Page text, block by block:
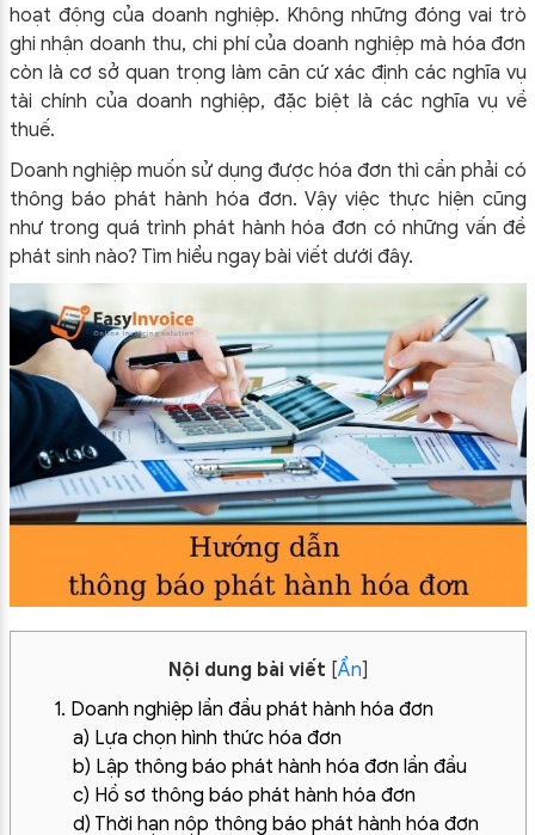
hoạt động của doanh nghiệp. Không những đóng vai trò
ghi nhận doanh thu, chi phí của doanh nghiệp mà hóa đơn
còn là cơ sở quan trọng làm căn cứ xác định các nghĩa vụ
tài chính của doanh nghiệp, đặc biệt là các nghĩa vụ về
thuế.
Doanh nghiệp muốn sử dụng được hóa đơn thì cần phải có
thông báo phát hành hóa đơn. Vậy việc thực hiện cũng
như trong quá trình phát hành hóa đơn có những vấn đề
phát sinh nào? Tìm hiểu ngay bài viết dưới đây.
Nội dung bài viết [Ẩn]
1. Doanh nghiệp lần đầu phát hành hóa đơn
a) Lựa chọn hình thức hóa đơn
b) Lập thông báo phát hành hóa đơn lần đầu
c) Hồ sơ thông báo phát hành hóa đơn
d) Thời hạn nộp thông báo phát hành hóa đơn